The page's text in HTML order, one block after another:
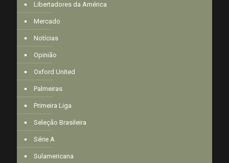
Libertadores da América
Mercado
Notícias
Opinião
Oxford United
Palmeiras
Primeira Liga
Seleção Brasileira
Série A
Sulamericana